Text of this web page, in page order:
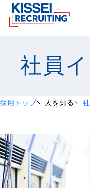
社員
採用トップ 人を知る